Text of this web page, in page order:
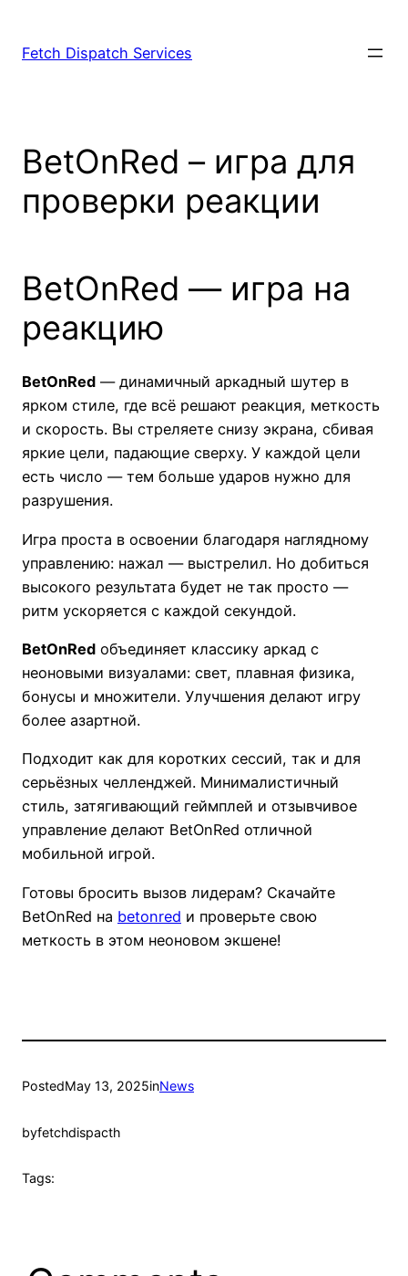
Fetch Dispatch Services
BetOnRed – игра для
проверки реакции
BetOnRed — игра на
реакцию
BetOnRed — динамичный аркадный шутер в
ярком стиле, где всё решают реакция, меткость
и скорость. Вы стреляете снизу экрана, сбивая
яркие цели, падающие сверху. У каждой цели
есть число — тем больше ударов нужно для
разрушения.
Игра проста в освоении благодаря наглядному
управлению: нажал — выстрелил. Но добиться
высокого результата будет не так просто —
ритм ускоряется с каждой секундой.
BetOnRed объединяет классику аркад с
неоновыми визуалами: свет, плавная физика,
бонусы и множители. Улучшения делают игру
более азартной.
Подходит как для коротких сессий, так и для
серьёзных челленджей. Минималистичный
стиль, затягивающий геймплей и отзывчивое
управление делают BetOnRed отличной
мобильной игрой.
Готовы бросить вызов лидерам? Скачайте
BetOnRed на betonred и проверьте свою
меткость в этом неоновом экшене!
PostedMay 13, 2025inNews
byfetchdispacth
Tags: